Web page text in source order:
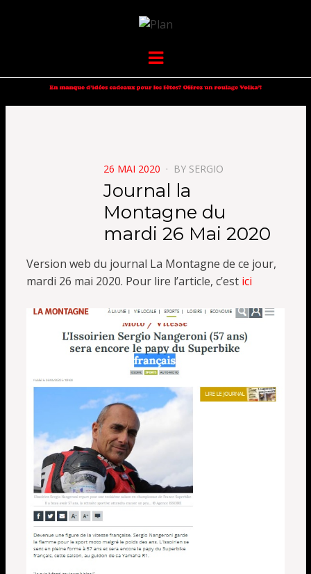
VOLKANIK-
ENDURANCE
Menu
POSTED
ON
26 MAI 2020 BY SERGIO
Journal la
Montagne du
mardi 26 Mai 2020
Version web du journal La Montagne de ce jour,
mardi 26 mai 2020. Pour lire l’article, c’est ici